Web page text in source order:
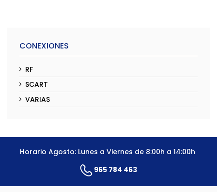
CONEXIONES
RF
SCART
VARIAS
Horario Agosto: Lunes a Viernes de 8:00h a 14:00h
965 784 463